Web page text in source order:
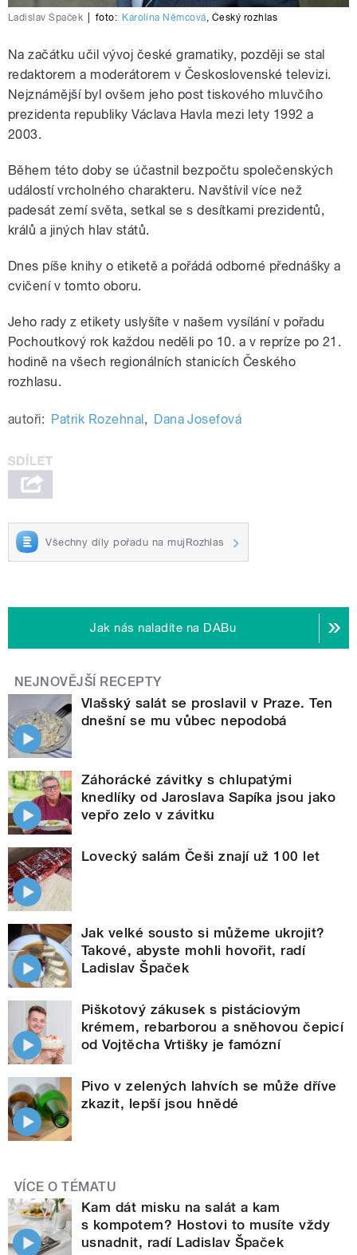
Ladislav Špaček foto: Karolína Němcová, Český rozhlas
Na začátku učil vývoj české gramatiky, později se stal
redaktorem a moderátorem v Československé televizi.
Nejznámější byl ovšem jeho post tiskového mluvčího
prezidenta republiky Václava Havla mezi lety 1992 a
2003.
Během této doby se účastnil bezpočtu společenských
událostí vrcholného charakteru. Navštívil více než
padesát zemí světa, setkal se s desítkami prezidentů,
králů a jiných hlav států.
Dnes píše knihy o etiketě a pořádá odborné přednášky a
cvičení v tomto oboru.
Jeho rady z etikety uslyšíte v našem vysílání v pořadu
Pochoutkový rok každou neděli po 10. a v repríze po 21.
hodině na všech regionálních stanicích Českého
rozhlasu.
autoři: Patrik Rozehnal, Dana Josefová
Všechny díly pořadu na mujRozhlas
Jak nás naladíte na DABu
NEJNOVĚJŠÍ RECEPTY
Vlašský salát se proslavil v Praze. Ten
dnešní se mu vůbec nepodobá
Záhorácké závitky s chlupatými
knedlíky od Jaroslava Sapíka jsou jako
vepřo zelo v závitku
Lovecký salám Češi znají už 100 let
Jak velké sousto si můžeme ukrojit?
Takové, abyste mohli hovořit, radí
Ladislav Špaček
Piškotový zákusek s pistáciovým
krémem, rebarborou a sněhovou čepicí
od Vojtěcha Vrtišky je famózní
Pivo v zelených lahvích se může dříve
zkazit, lepší jsou hnědé
VÍCE O TÉMATU
Kam dát misku na salát a kam
s kompotem? Hostovi to musíte vždy
usnadnit, radí Ladislav Špaček